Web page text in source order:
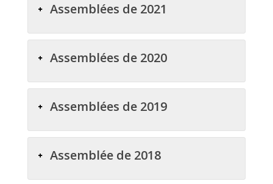
Assemblées de 2021
Assemblées de 2020
Assemblées de 2019
Assemblée de 2018